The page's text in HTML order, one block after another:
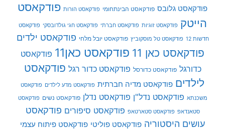
פודקאסט גלובס פודקאסט הבינתחומי פודקאסט הורות פודקאסט
הייטק פודקאסט זוגיות פודקאסט חברתי פודקאסט חגי גולדובסקי פודקאסט
חדשות 12 פודקאסט טל מוסקוביץ פודקאסט יובל מלחי פודקאסט ילדים
פודקאסט כאן 11 פודקאסט כאן11
פודקאסט
כדורגל פודקאסט כדורסל פודקאסט כדור רגל פודקאסט
לילדים פודקאסט מדיה חברתית פודקאסט מדע לילדים פודקאסט
משכנתא פודקאסט נדל"ן פודקאסט נדלן פודקאסט נשים פודקאסט
סטאנדאפ פודקאסט סטארטאפ פודקאסט סיפורים פודקאסט
עושים היסטוריה פודקאסט פוליטי פודקאסט פיתוח עצמי